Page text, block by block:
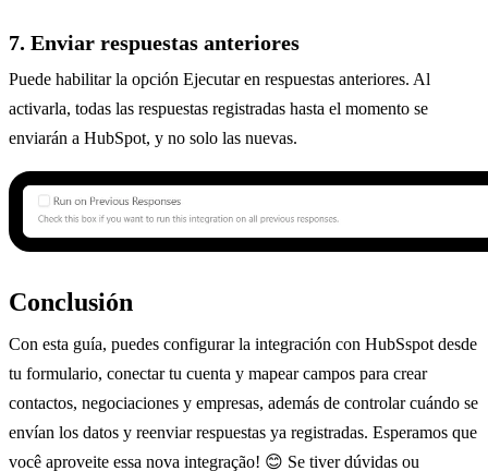
7. Enviar respuestas anteriores
Puede habilitar la opción Ejecutar en respuestas anteriores. Al
activarla, todas las respuestas registradas hasta el momento se
enviarán a HubSpot, y no solo las nuevas.
Conclusión
Con esta guía, puedes configurar la integración con HubSspot desde
tu formulario, conectar tu cuenta y mapear campos para crear
contactos, negociaciones y empresas, además de controlar cuándo se
envían los datos y reenviar respuestas ya registradas. Esperamos que
você aproveite essa nova integração! 😊 Se tiver dúvidas ou